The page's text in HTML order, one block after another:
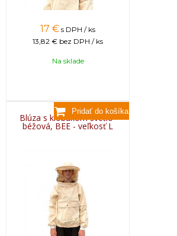
17 € s DPH / ks
13,82 € bez DPH / ks
Na sklade
Blúza s klobúkom svetlo-
béžová, BEE - veľkosť L